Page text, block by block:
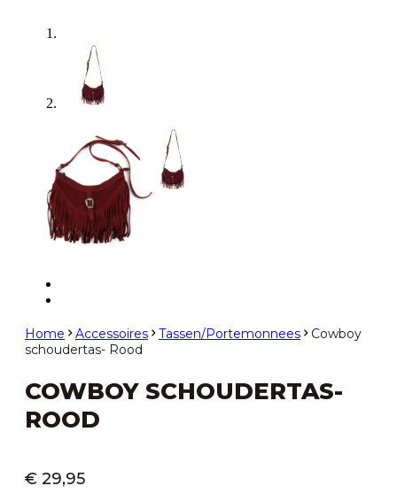
Home Accessoires Tassen/Portemonnees
Cowboy
schoudertas- Rood
COWBOY SCHOUDERTAS-
ROOD
€ 29,95